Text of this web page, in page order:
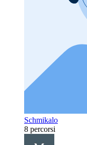
Schmikalo
8 percorsi